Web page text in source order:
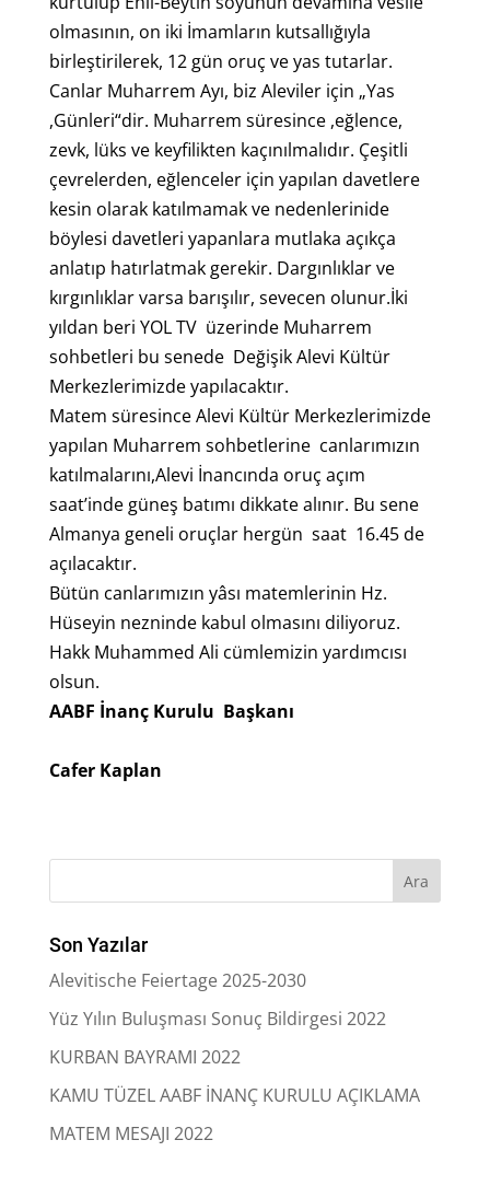
olmasının, on iki İmamların kutsallığıyla
birleştirilerek, 12 gün oruç ve yas tutarlar.
Canlar Muharrem Ayı, biz Aleviler için „Yas
,Günleri“dir. Muharrem süresince ,eğlence,
zevk, lüks ve keyfilikten kaçınılmalıdır. Çeşitli
çevrelerden, eğlenceler için yapılan davetlere
kesin olarak katılmamak ve nedenlerinide
böylesi davetleri yapanlara mutlaka açıkça
anlatıp hatırlatmak gerekir. Dargınlıklar ve
kırgınlıklar varsa barışılır, sevecen olunur.İki
yıldan beri YOL TV üzerinde Muharrem
sohbetleri bu senede Değişik Alevi Kültür
Merkezlerimizde yapılacaktır.
Matem süresince Alevi Kültür Merkezlerimizde
yapılan Muharrem sohbetlerine canlarımızın
katılmalarını,Alevi İnancında oruç açım
saat’inde güneş batımı dikkate alınır. Bu sene
Almanya geneli oruçlar hergün saat 16.45 de
açılacaktır.
Bütün canlarımızın yâsı matemlerinin Hz.
Hüseyin nezninde kabul olmasını diliyoruz.
Hakk Muhammed Ali cümlemizin yardımcısı
olsun.
AABF İnanç Kurulu Başkanı
Cafer Kaplan
Son Yazılar
Alevitische Feiertage 2025-2030
Yüz Yılın Buluşması Sonuç Bildirgesi 2022
KURBAN BAYRAMI 2022
KAMU TÜZEL AABF İNANÇ KURULU AÇIKLAMA
MATEM MESAJI 2022